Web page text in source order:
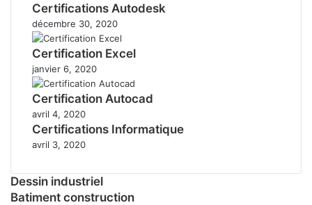
Certifications Autodesk
décembre 30, 2020
Certification Excel
janvier 6, 2020
Certification Autocad
avril 4, 2020
Certifications Informatique
avril 3, 2020
Dessin industriel
Batiment construction